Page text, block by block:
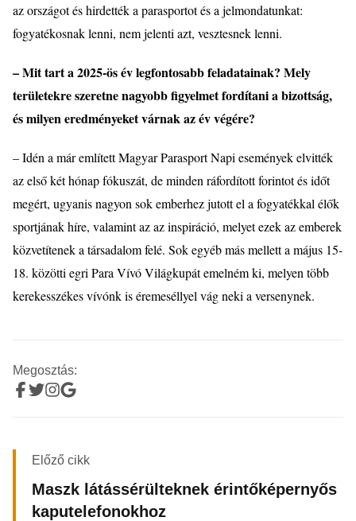
az országotés hirdették a parasportotés a jelmondatunkat:
fogyatékosnak lenni, nem jelenti azt, vesztesnek lenni.
– Mit tart a 2025-ösév legfontosabb feladatainak? Mely
területekre szeretne nagyobb figyelmet fordítani a bizottság,
és milyen eredményeket várnak azév végére?
– Idén a már említett Magyar Parasport Napi események elvitték
az első két hónap fókuszát, de minden ráfordított forintotés időt
megért, ugyanis nagyon sok emberhez jutott el a fogyatékkal élők
sportjának híre, valamint az az inspiráció, melyet ezek az emberek
közvetítenek a társadalom felé. Sok egyéb más mellett a május 15-
18. közötti egri Para VívóVilágkupát emelném ki, melyen több
kerekesszékes vívónk iséremeséllyel vág neki a versenynek.
Megosztás:
Előző cikk
Maszk látássérülteknek érintőképernyős
kaputelefonokhoz